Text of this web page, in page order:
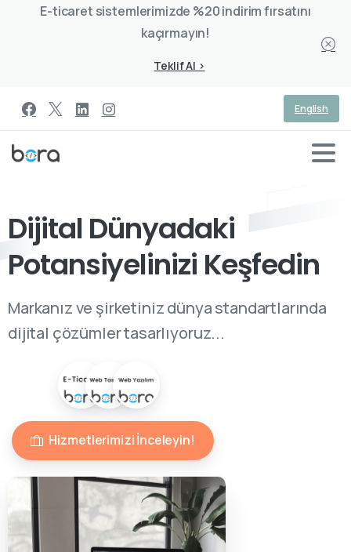
E-ticaret sistemlerimizde %20 indirim fırsatını
kaçırmayın!
Teklif Al >
English
DijitalDünyadaki
Potansiyelinizi Keşfedin
Markanız ve şirketiniz dünya standartlarında
dijital çözümler tasarlıyoruz...
Hizmetlerimizi İnceleyin!